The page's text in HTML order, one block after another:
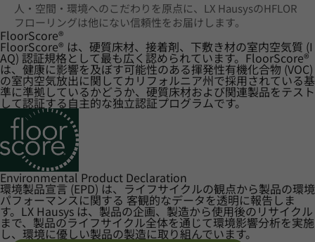
人・空間・環境へのこだわりを原点に、LX HausysのHFLOR
フローリングは他にない信頼性をお届けします。
FloorScore®
FloorScore® は、硬質床材、接着剤、下敷き材の室内空気質 (I
AQ) 認証規格として最も広く認められています。FloorScore®
は、健康に影響を及ぼす可能性のある揮発性有機化合物 (VOC)
の室内空気放出に関してカリフォルニア州で採用されている基
準に準拠しているかどうか、硬質床材および関連製品をテスト
して認証する自主的な独立認証プログラムです。
Environmental Product Declaration
環境製品宣言 (EPD) は、ライフサイクルの観点から製品の環境
パフォーマンスに関する 客観的なデータを透明に報告しま
す。LX Hausys は、製品の企画、製造から使用後のリサイクル
まで、製品のライフサイクル全体を通じて環境影響分析を実施
し、環境に優しい製品の製造に取り組んでいます。